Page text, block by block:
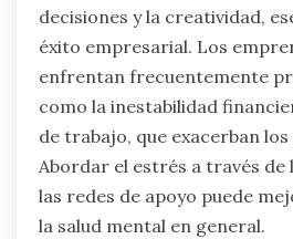
decisiones y la creatividad,
éxito empresarial. Los
enfrentan frecuentemente
como la inestabilidad
de trabajo, que exacerban
Abordar el estrés a través de
las redes de apoyo puede
la salud mental en general.